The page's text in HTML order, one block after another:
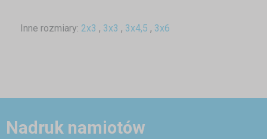
Inne rozmiary: 2x3 , 3x3 , 3x4,5 , 3x6
Nadruk namiotów